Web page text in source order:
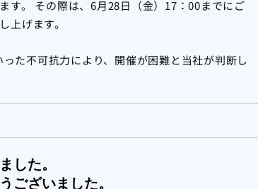
す。 その際は、6月28日（金）17：00までにご
上げます。
た不可抗力により、開催が困難と当社が判断し